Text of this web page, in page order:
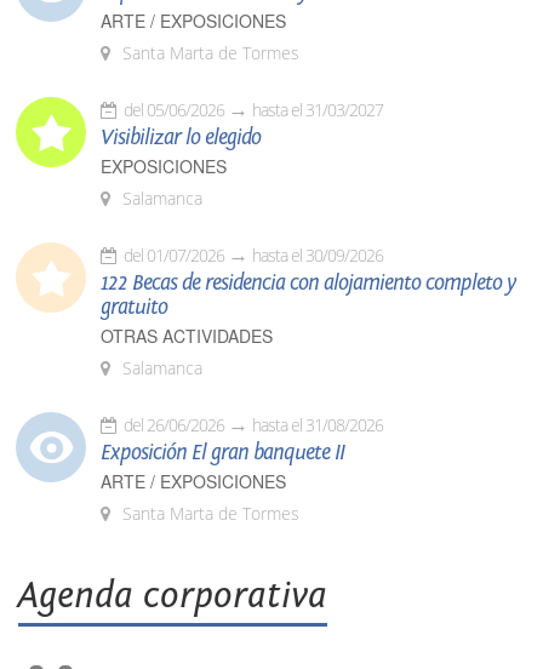
26 de agosto – Encinas de San Silvestre
28 de agosto – Forfoleda
30 de agosto – Poveda de las Cintas
SEPTIEMBRE
4 de septiembre – Cabrerizos
11 de septiembre – Barruecopardo
ARTE / EXPOSICIONES
Santa Marta de Tormes
del 05/06/2026 hasta el 31/03/2027
Visibilizar lo elegido
EXPOSICIONES
Salamanca
del 01/07/2026 hasta el 30/09/2026
122 Becas de residencia con alojamiento completo y
gratuito
OTRAS ACTIVIDADES
Salamanca
del 26/06/2026 hasta el 31/08/2026
Exposición El gran banquete II
ARTE / EXPOSICIONES
Santa Marta de Tormes
Agenda corporativa